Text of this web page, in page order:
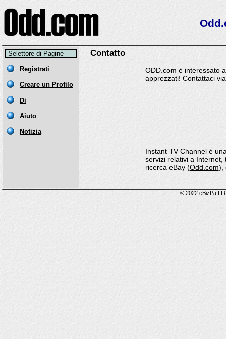
Selettore di Pagine Contatto
ODD.com è interessato
apprezzati! Contattaci
Instant TV Channel è
servizi relativi a Internet,
ricerca eBay (Odd.com),
© 2022 eBizPa